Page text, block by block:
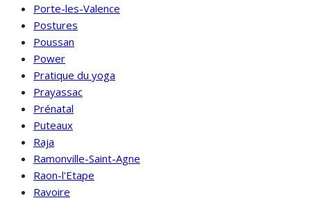
Porte-les-Valence
Postures
Poussan
Power
Pratique du yoga
Prayassac
Prénatal
Puteaux
Raja
Ramonville-Saint-Agne
Raon-l'Etape
Ravoire